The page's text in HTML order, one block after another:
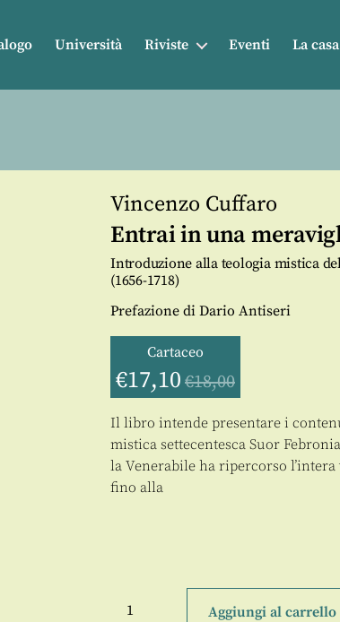
Università Riviste Eventi La
Vincenzo Cuffaro
Entrai in una
Introduzione alla teologia mistica
(1656-1718)
Prefazione di Dario Antiseri
Cartaceo
€17,10 €18,00
Il libro intende presentare i
mistica settecentesca Suor
la Venerabile ha ripercorso
fino alla
Aggiungi al carrello